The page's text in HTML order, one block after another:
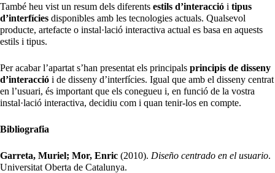
També heu vist un resum dels diferents estils d’interacció i tipus
d’interfícies disponibles amb les tecnologies actuals. Qualsevol
producte, artefacte o instal·lació interactiva actual es basa en aquests
estils i tipus.
Per acabar l’apartat s’han presentat els principals principis de disseny
d’interacció i de disseny d’interfícies. Igual que amb el disseny centrat
en l’usuari, és important que els conegueu i, en funció de la vostra
instal·lació interactiva, decidiu com i quan tenir-los en compte.
Bibliografia
Garreta, Muriel; Mor, Enric (2010). Diseño centrado en el usuario.
Universitat Oberta de Catalunya.